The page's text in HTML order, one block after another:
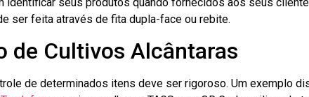
ser feita através de fita dupla-face ou rebite.
de Cultivos Alcântaras
de determinados itens deve ser rigoroso. Um exemplo